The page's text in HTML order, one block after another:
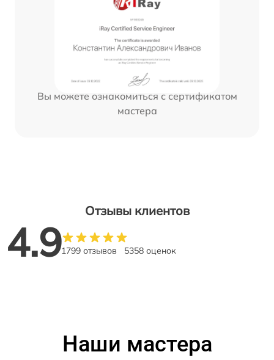
Вы можете ознакомиться с сертификатом
мастера
Отзывы клиентов
4.91799 отзывов 5358 оценок
Наши мастера